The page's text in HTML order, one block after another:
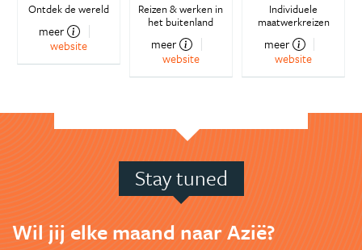
Ontdek de wereld
meer
website
Reizen & werken in
het buitenland
meer
website
Individuele
maatwerkreizen
meer
website
Stay tuned
Wil jij elke maand naar Azië?